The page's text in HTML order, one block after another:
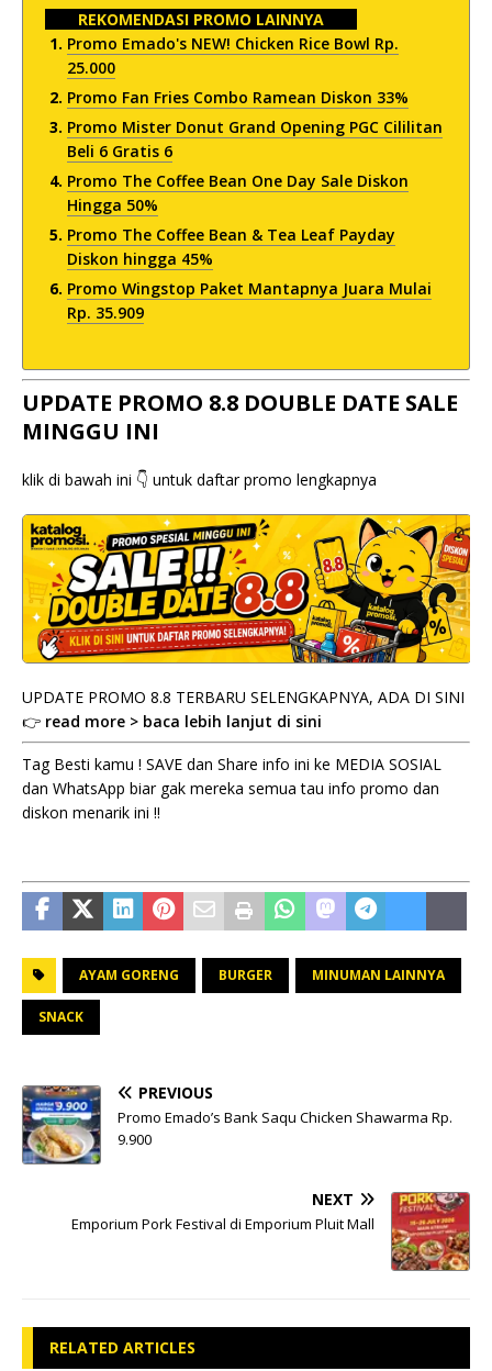
REKOMENDASI PROMO LAINNYA
Promo Emado's NEW! Chicken Rice Bowl Rp.
25.000
Promo Fan Fries Combo Ramean Diskon 33%
Promo Mister Donut Grand Opening PGC Cililitan
Beli 6 Gratis 6
Promo The Coffee Bean One Day Sale Diskon
Hingga 50%
Promo The Coffee Bean & Tea Leaf Payday
Diskon hingga 45%
Promo Wingstop Paket Mantapnya Juara Mulai
Rp. 35.909
UPDATE PROMO 8.8 DOUBLE DATE SALE
MINGGU INI
klik di bawah ini 👇 untuk daftar promo lengkapnya
UPDATE PROMO 8.8 TERBARU SELENGKAPNYA, ADA DI SINI
👉 read more > baca lebih lanjut di sini
Tag Besti kamu ! SAVE dan Share info ini ke MEDIA SOSIAL
dan WhatsApp biar gak mereka semua tau info promo dan
diskon menarik ini !!
AYAM GORENG BURGER MINUMAN LAINNYA
SNACK
PREVIOUS
Promo Emado’s Bank Saqu Chicken Shawarma Rp.
9.900
NEXT
Emporium Pork Festival di Emporium Pluit Mall
RELATED ARTICLES